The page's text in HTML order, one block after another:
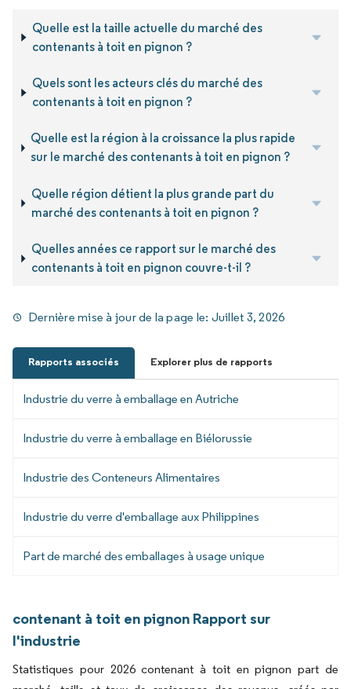
Quelle est la taille actuelle du marché des
contenants à toit en pignon ?
Quels sont les acteurs clés du marché des
contenants à toit en pignon ?
Quelle est la région à la croissance la plus rapide
sur le marché des contenants à toit en pignon ?
Quelle région détient la plus grande part du
marché des contenants à toit en pignon ?
Quelles années ce rapport sur le marché des
contenants à toit en pignon couvre-t-il ?
Dernière mise à jour de la page le: Juillet 3, 2026
Rapports associés Explorer plus de rapports
Industrie du verre à emballage en Autriche
Industrie du verre à emballage en Biélorussie
Industrie des Conteneurs Alimentaires
Industrie du verre d'emballage aux Philippines
Part de marché des emballages à usage unique
contenant à toit en pignon Rapport sur
l'industrie
Statistiques pour 2026 contenant à toit en pignon part de